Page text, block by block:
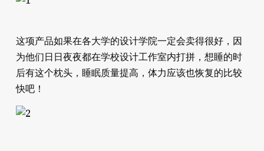
这项产品如果在各大学的设计学院一定会卖得很好，因
为他们日日夜夜都在学校设计工作室内打拼，想睡的时
后有这个枕头，睡眠质量提高，体力应该也恢复的比较
快吧！